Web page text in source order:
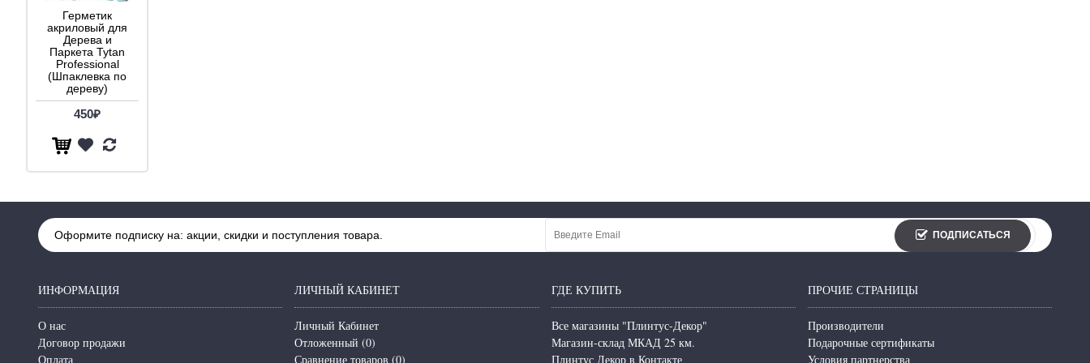
Герметик
акриловый для
Дерева и
Паркета Tytan
Professional
(Шпаклевка по
дереву)
450₽
Оформите подписку на: акции, скидки и поступления товара. ПОДПИСАТЬСЯ
ИНФОРМАЦИЯ
О нас
Договор продажи
Оплата
ЛИЧНЫЙ КАБИНЕТ
Личный Кабинет
Отложенный (0)
Сравнение товаров (0)
ГДЕ КУПИТЬ
Все магазины "Плинтус-Декор"
Магазин-склад МКАД 25 км.
Плинтус Декор в Контакте
ПРОЧИЕ СТРАНИЦЫ
Производители
Подарочные сертификаты
Условия партнерства